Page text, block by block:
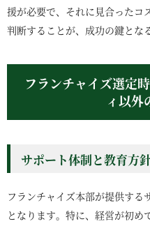
援が必要で、それに見合ったコ
判断することが、成功の鍵とな
フランチャイズ選定
ィ以外
サポート体制と教育方
フランチャイズ本部が提供する
となります。特に、経営が初め